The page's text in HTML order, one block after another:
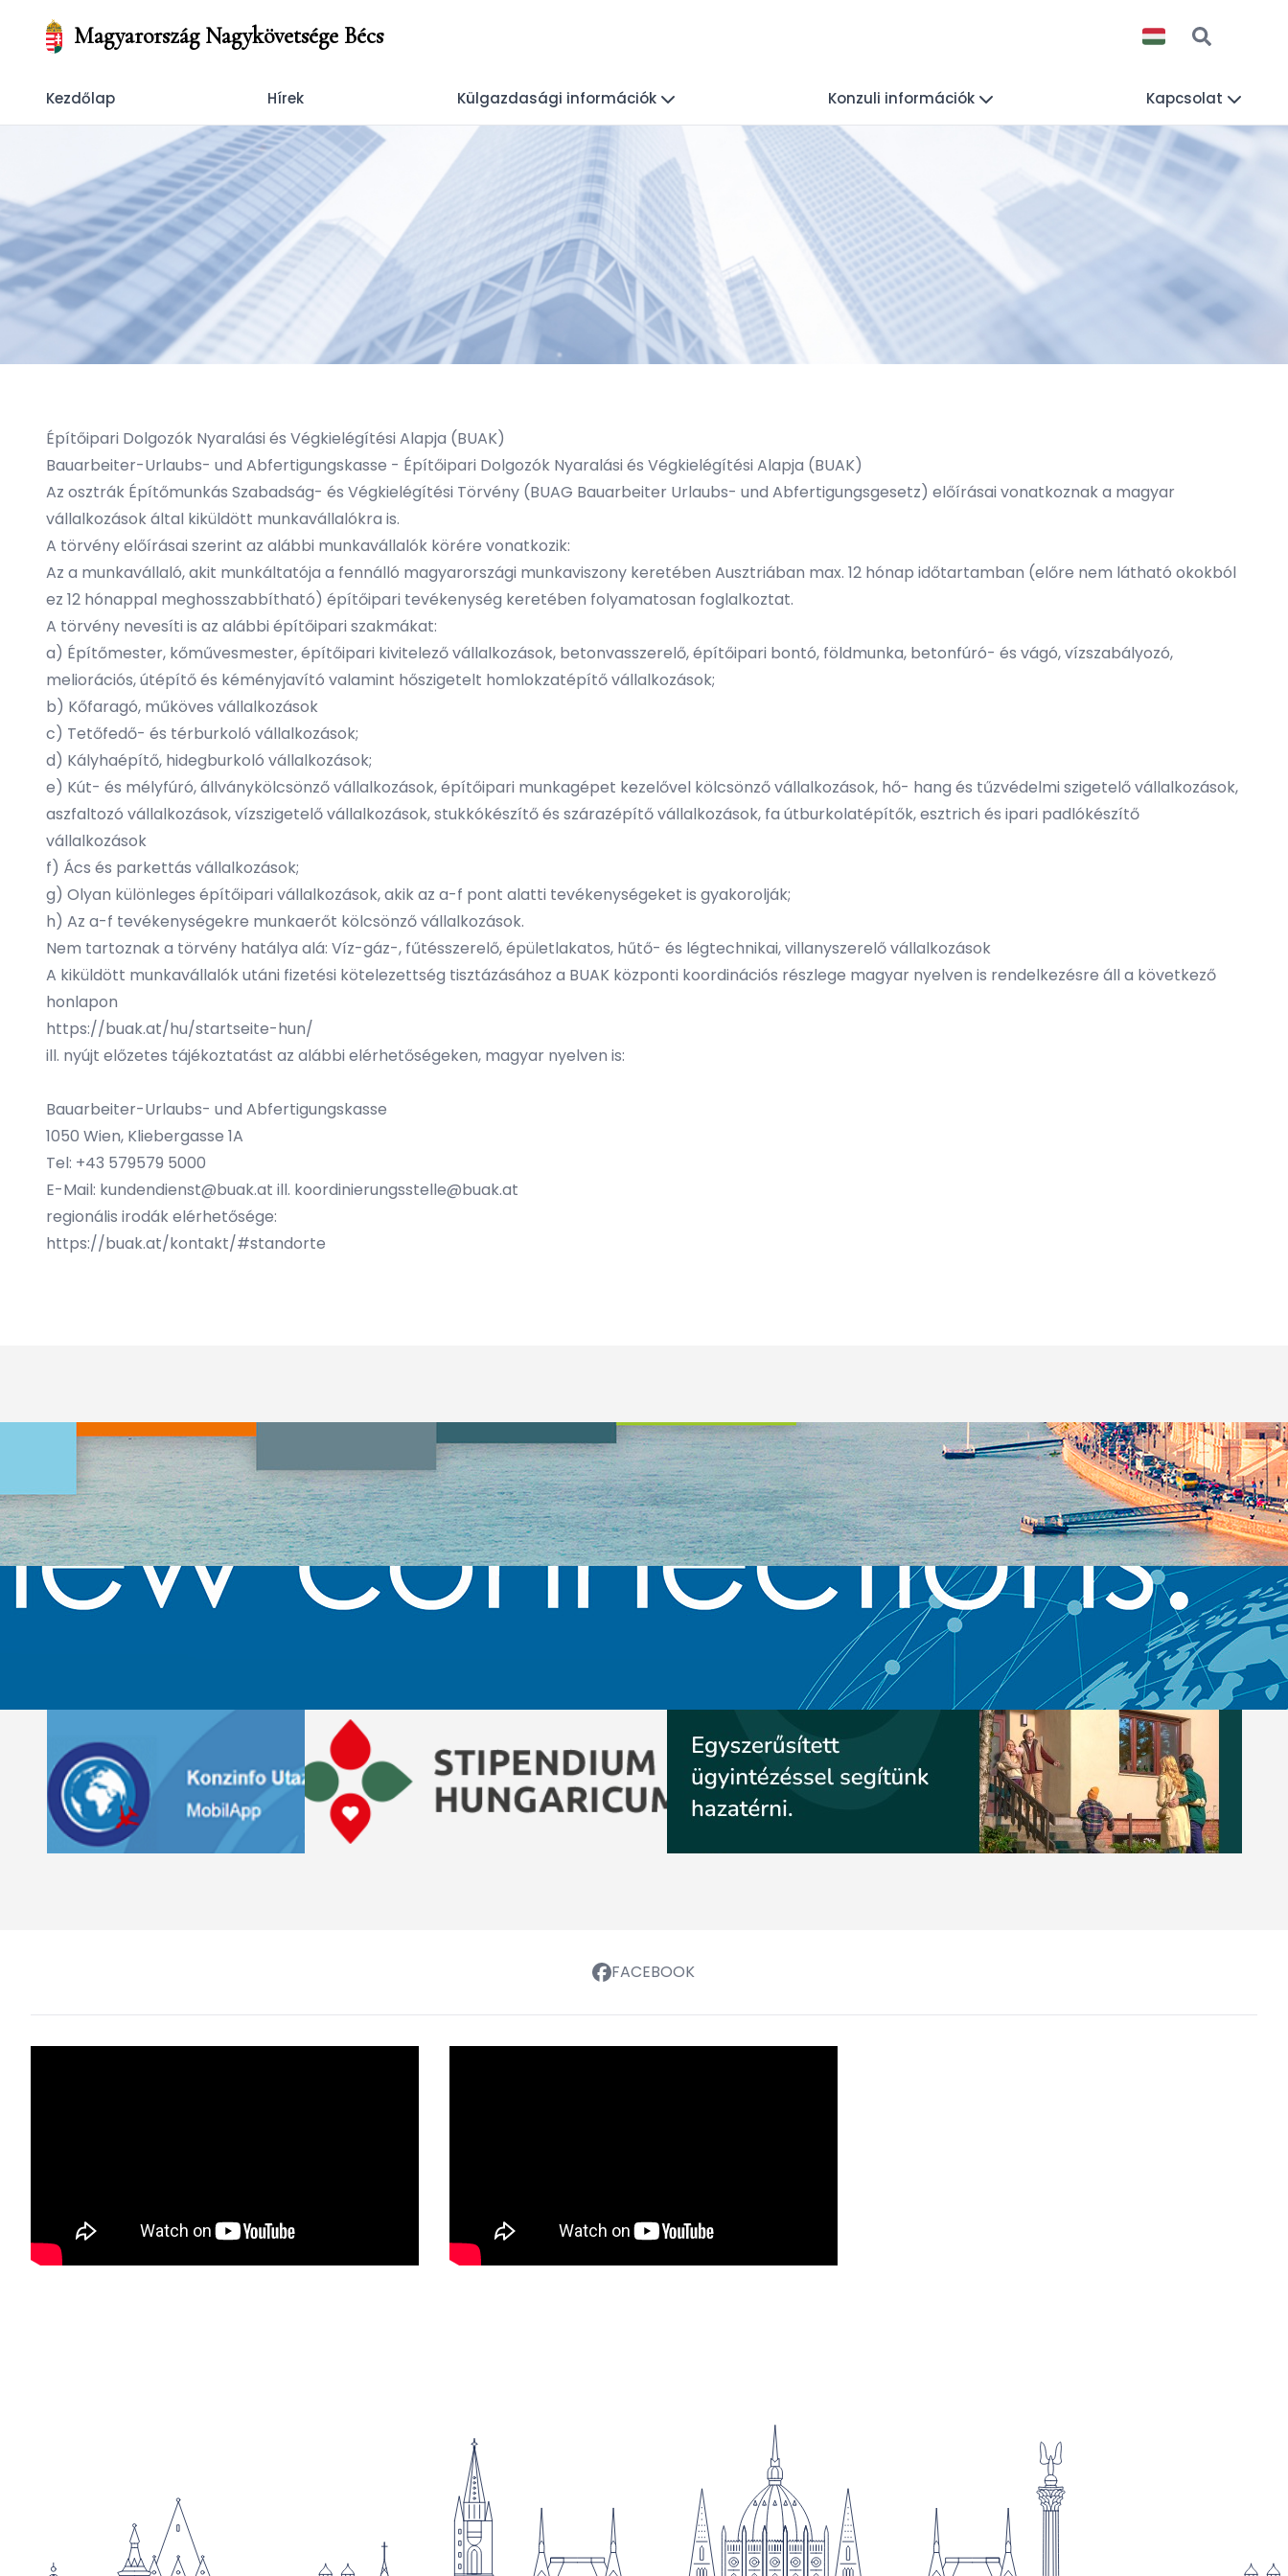
Magyarország Nagykövetsége Bécs
Kezdőlap Hírek Külgazdasági információk Konzuli információk Kapcsolat
Építőipari Dolgozók Nyaralási és Végkielégítési Alapja (BUAK)
Bauarbeiter-Urlaubs- und Abfertigungskasse - Építőipari Dolgozók Nyaralási és Végkielégítési Alapja (BUAK)
Az osztrák Építőmunkás Szabadság- és Végkielégítési Törvény (BUAG Bauarbeiter Urlaubs- und Abfertigungsgesetz) előírásai vonatkoznak a magyar
vállalkozások által kiküldött munkavállalókra is.
A törvény előírásai szerint az alábbi munkavállalók körére vonatkozik:
Az a munkavállaló, akit munkáltatója a fennálló magyarországi munkaviszony keretében Ausztriában max. 12 hónap időtartamban (előre nem látható okokból
ez 12 hónappal meghosszabbítható) építőipari tevékenység keretében folyamatosan foglalkoztat.
A törvény nevesíti is az alábbi építőipari szakmákat:
a) Építőmester, kőművesmester, építőipari kivitelező vállalkozások, betonvasszerelő, építőipari bontó, földmunka, betonfúró- és vágó, vízszabályozó,
meliorációs, útépítő és kéményjavító valamint hőszigetelt homlokzatépítő vállalkozások;
b) Kőfaragó, műköves vállalkozások
c) Tetőfedő- és térburkoló vállalkozások;
d) Kályhaépítő, hidegburkoló vállalkozások;
e) Kút- és mélyfúró, állványkölcsönző vállalkozások, építőipari munkagépet kezelővel kölcsönző vállalkozások, hő- hang és tűzvédelmi szigetelő vállalkozások,
aszfaltozó vállalkozások, vízszigetelő vállalkozások, stukkókészítő és szárazépítő vállalkozások, fa útburkolatépítők, esztrich és ipari padlókészítő
vállalkozások
f) Ács és parkettás vállalkozások;
g) Olyan különleges építőipari vállalkozások, akik az a-f pont alatti tevékenységeket is gyakorolják;
h) Az a-f tevékenységekre munkaerőt kölcsönző vállalkozások.
Nem tartoznak a törvény hatálya alá: Víz-gáz-, fűtésszerelő, épületlakatos, hűtő- és légtechnikai, villanyszerelő vállalkozások
A kiküldött munkavállalók utáni fizetési kötelezettség tisztázásához a BUAK központi koordinációs részlege magyar nyelven is rendelkezésre áll a következő
honlapon
https://buak.at/hu/startseite-hun/
ill. nyújt előzetes tájékoztatást az alábbi elérhetőségeken, magyar nyelven is:
Bauarbeiter-Urlaubs- und Abfertigungskasse
1050 Wien, Kliebergasse 1A
Tel: +43 579579 5000
E-Mail: kundendienst@buak.at ill. koordinierungsstelle@buak.at
regionális irodák elérhetősége:
https://buak.at/kontakt/#standorte
FACEBOOK